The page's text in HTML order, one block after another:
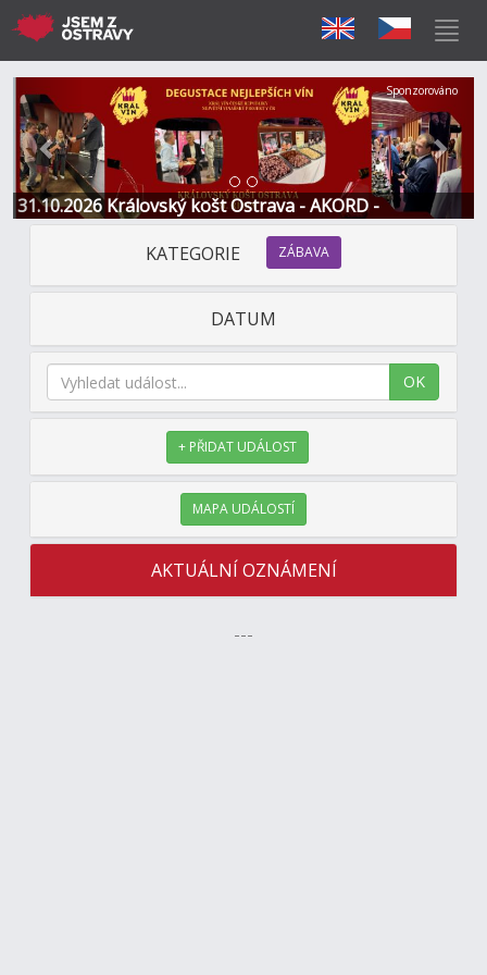
31.10.2026 Královský košt Ostrava - AKORD -
Restaurace a Hotel
Předchozí Další
Sponzorováno
KATEGORIE ZÁBAVA
DATUM
OK
+ PŘIDAT UDÁLOST
MAPA UDÁLOSTÍ
AKTUÁLNÍ OZNÁMENÍ
---